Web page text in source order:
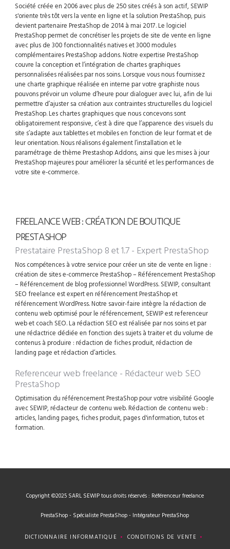
Société créée en 2006 avec plus de 250 sites créés à son actif, SEWIP
s'oriente très tôt vers la vente en ligne et la solution PrestaShop, puis
devient partenaire PrestaShop de 2014 à mai 2017. Le logiciel
PrestaShop permet de concrétiser les projets de site de vente en ligne
avec plus de 300 fonctionnalités natives et 3000 modules
complémentaires PrestaShop addons. Notre expertise PrestaShop
couvre la conception et l’intégration de chartes graphiques
personnalisées réalisées par nos soins. Lorsque vous nous fournissez
une charte graphique réalisée en interne par votre graphiste nous
pouvons prévoir un volume d’heure pour dialoguer avec lui, afin de lui
permettre d’ajuster sa création aux contraintes structurelles du logiciel
PrestaShop. Les chartes graphiques que nous concevons sont
obligatoirement responsive, c’est à dire que l’apparence des visuels du
site s’adapte aux tablettes et mobiles en fonction de leur format et de
leur orientation. Nous réalisons également l’installation et le
paramétrage de thème Prestashop Addons, ainsi que les mises à jour
PrestaShop majeures pour améliorer la sécurité et les performances de
votre site e-commerce.
FREELANCE WEB : CRÉATION DE BOUTIQUE
PRESTASHOP
Prestataire PrestaShop 8 et 1.7 - Expert PrestaShop
Nos compétences à votre service pour créer un site de vente en ligne :
création de sites e-commerce PrestaShop – Référencement PrestaShop
– Référencement de blog professionnel WordPress. SEWIP, consultant
SEO freelance est expert en référencement PrestaShop et
référencement WordPress. Notre savoir-faire intègre la rédaction de
contenu web optimisé pour le référencement, SEWIP est referenceur
web et coach SEO. La rédaction SEO est réalisée par nos soins et par
une rédactrice dédiée en fonction des sujets à traiter et du volume de
contenus à produire : rédaction de fiches produit, rédaction de
landing page et rédaction d’articles.
Referenceur web freelance - Rédacteur web SEO
PrestaShop
Optimisation du référencement PrestaShop pour votre visibilité Google
avec SEWIP, rédacteur de contenu web. Rédaction de contenu web :
articles, landing pages, fiches produit, pages d'information, tutos et
formation.
Copyright ©2025 SARL SEWIP tous droits réservés : Référenceur freelance
PrestaShop - Spécialiste PrestaShop - Intégrateur PrestaShop
DICTIONNAIRE INFORMATIQUE CONDITIONS DE VENTE